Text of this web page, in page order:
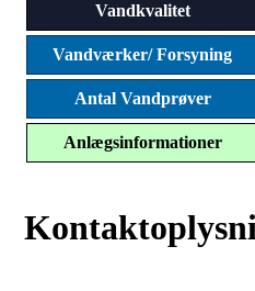
Vandkvalitet
Vandværker/ Forsyning
Antal Vandprøver
Anlægsinformationer